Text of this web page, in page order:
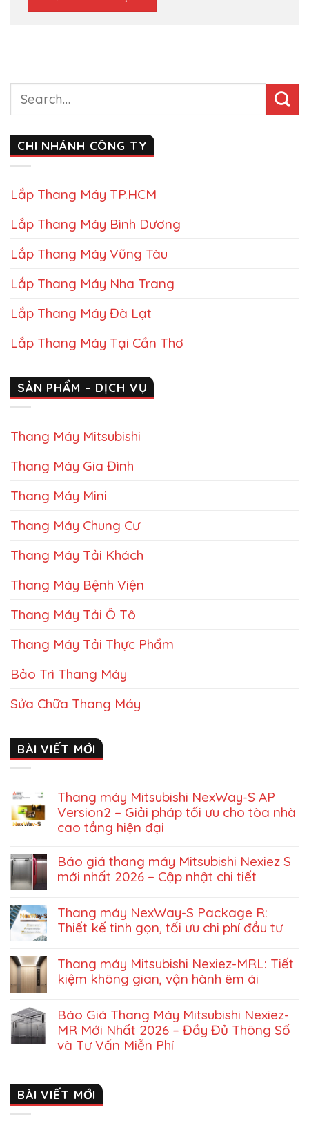
CHI NHÁNH CÔNG TY
Lắp Thang Máy TP.HCM
Lắp Thang Máy Bình Dương
Lắp Thang Máy Vũng Tàu
Lắp Thang Máy Nha Trang
Lắp Thang Máy Đà Lạt
Lắp Thang Máy Tại Cần Thơ
SẢN PHẨM – DỊCH VỤ
Thang Máy Mitsubishi
Thang Máy Gia Đình
Thang Máy Mini
Thang Máy Chung Cư
Thang Máy Tải Khách
Thang Máy Bệnh Viện
Thang Máy Tải Ô Tô
Thang Máy Tải Thực Phẩm
Bảo Trì Thang Máy
Sửa Chữa Thang Máy
BÀI VIẾT MỚI
Thang máy Mitsubishi NexWay-S AP
Version2 – Giải pháp tối ưu cho tòa nhà
cao tầng hiện đại
Báo giá thang máy Mitsubishi Nexiez S
mới nhất 2026 – Cập nhật chi tiết
Thang máy NexWay-S Package R:
Thiết kế tinh gọn, tối ưu chi phí đầu tư
Thang máy Mitsubishi Nexiez-MRL: Tiết
kiệm không gian, vận hành êm ái
Báo Giá Thang Máy Mitsubishi Nexiez-
MR Mới Nhất 2026 – Đầy Đủ Thông Số
và Tư Vấn Miễn Phí
BÀI VIẾT MỚI